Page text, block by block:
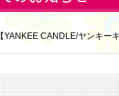
【YANKEE CANDLE/ヤンキ